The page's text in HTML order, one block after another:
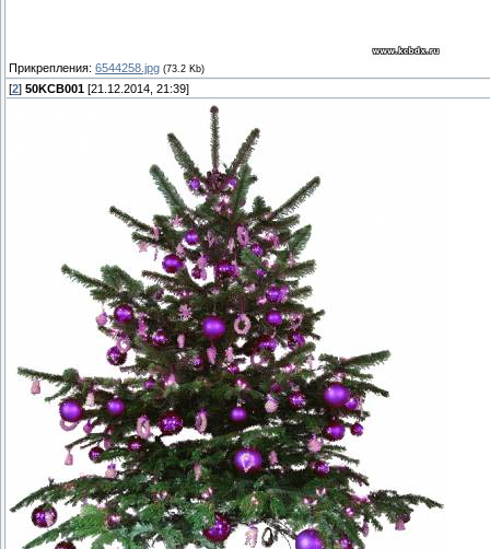
Прикрепления: 6544258.jpg (73.2 Kb)
[2] 50KCB001 [21.12.2014, 21:39]